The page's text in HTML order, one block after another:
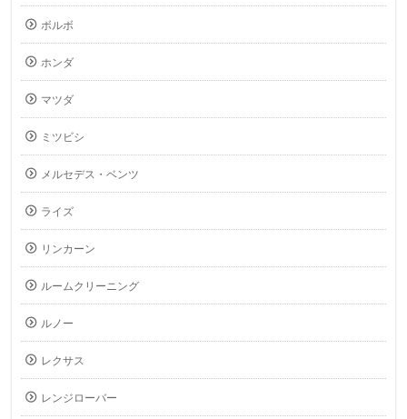
ボルボ
ホンダ
マツダ
ミツビシ
メルセデス・ベンツ
ライズ
リンカーン
ルームクリーニング
ルノー
レクサス
レンジローバー